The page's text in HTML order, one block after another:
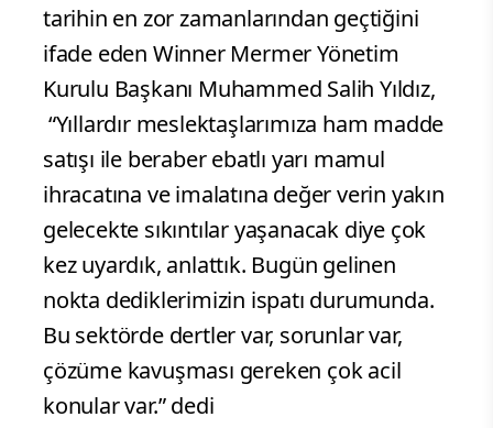
tarihin en zor zamanlarından geçtiğini
ifade eden Winner Mermer Yönetim
Kurulu Başkanı Muhammed Salih Yıldız,
“Yıllardır meslektaşlarımıza ham madde
satışı ile beraber ebatlı yarı mamul
ihracatına ve imalatına değer verin yakın
gelecekte sıkıntılar yaşanacak diye çok
kez uyardık, anlattık. Bugün gelinen
nokta dediklerimizin ispatı durumunda.
Bu sektörde dertler var, sorunlar var,
çözüme kavuşması gereken çok acil
konular var.” dedi